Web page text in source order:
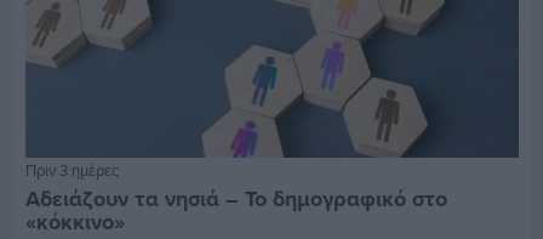
Πριν 3 ημέρες
Αδειάζουν τα νησιά – Το δημογραφικό στο
«κόκκινο»